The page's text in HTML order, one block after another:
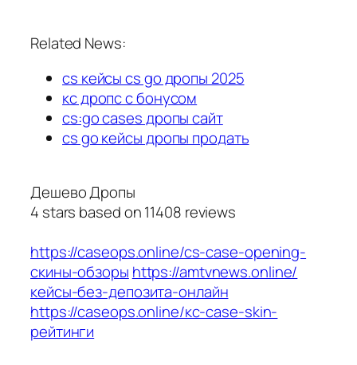
Related News:
cs кейсы cs go дропы 2025
кс дропс с бонусом
cs:go cases дропы сайт
cs go кейсы дропы продать
Дешево Дропы
4 stars based on11408 reviews
https://caseops.online/cs-case-opening-
скины-обзоры https://amtvnews.online/
кейсы-без-депозита-онлайн
https://caseops.online/кс-case-skin-
рейтинги